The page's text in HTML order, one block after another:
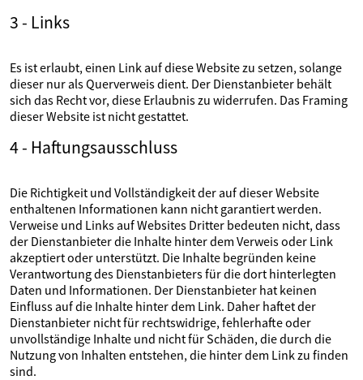
3 - Links
Es ist erlaubt, einen Link auf diese Website zu setzen, solange
dieser nur als Querverweis dient. Der Dienstanbieter behält
sich das Recht vor, diese Erlaubnis zu widerrufen. Das Framing
dieser Website ist nicht gestattet.
4 - Haftungsausschluss
Die Richtigkeit und Vollständigkeit der auf dieser Website
enthaltenen Informationen kann nicht garantiert werden.
Verweise und Links auf Websites Dritter bedeuten nicht, dass
der Dienstanbieter die Inhalte hinter dem Verweis oder Link
akzeptiert oder unterstützt. Die Inhalte begründen keine
Verantwortung des Dienstanbieters für die dort hinterlegten
Daten und Informationen. Der Dienstanbieter hat keinen
Einfluss auf die Inhalte hinter dem Link. Daher haftet der
Dienstanbieter nicht für rechtswidrige, fehlerhafte oder
unvollständige Inhalte und nicht für Schäden, die durch die
Nutzung von Inhalten entstehen, die hinter dem Link zu finden
sind.